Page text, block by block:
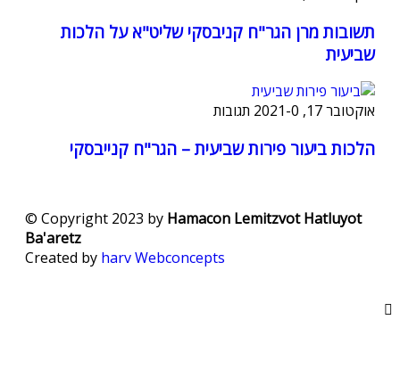
תשובות מרן הגר"ח קניבסקי שליט"א על הלכות
שביעית
אוקטובר 17, 2021 -0 תגובות
הלכות ביעור פירות שביעית – הגר"ח קנייבסקי
© Copyright 2023 by Hamacon Lemitzvot Hatluyot
Ba'aretz
Created by harvWebconcepts